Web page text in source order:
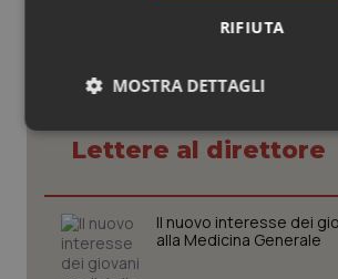
Lettere al direttore
Il nuovo interesse dei
alla Medicina Generale
RIFIUTA
MOSTRA DETTAGLI
Necessari Statistici